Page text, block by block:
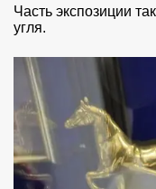
Часть экспозиции
угля.